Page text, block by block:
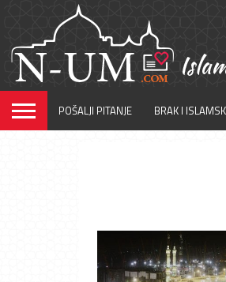
POŠALJI PITANJE BRAK I